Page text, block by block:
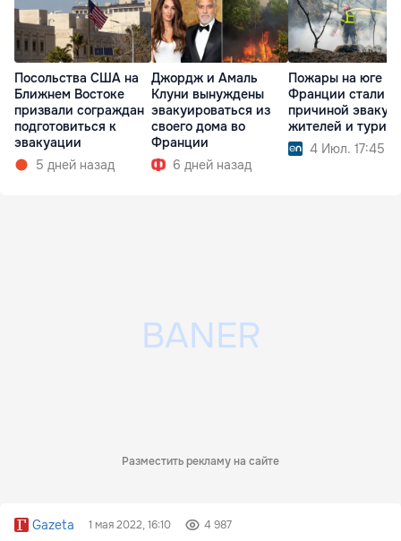
Посольства США на
Ближнем Востоке
призвали сограждан
подготовиться к
эвакуации
5 дней назад
Джордж и Амаль
Клуни вынуждены
эвакуироваться из
своего дома во
Франции
6 дней назад
Пожары на юге
Франции стали
причиной
жителей и
4 Июл. 17:45
Разместить рекламу на сайте
Gazeta 1 мая 2022, 16:10 4 987